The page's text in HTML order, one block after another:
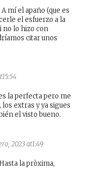
mí el apaño (que es
el esfuerzo a la
no lo hizo con
citar unos
la perfecta pero me
extras y ya sigues
el visto bueno.
2023 at1:49
la pròxima,